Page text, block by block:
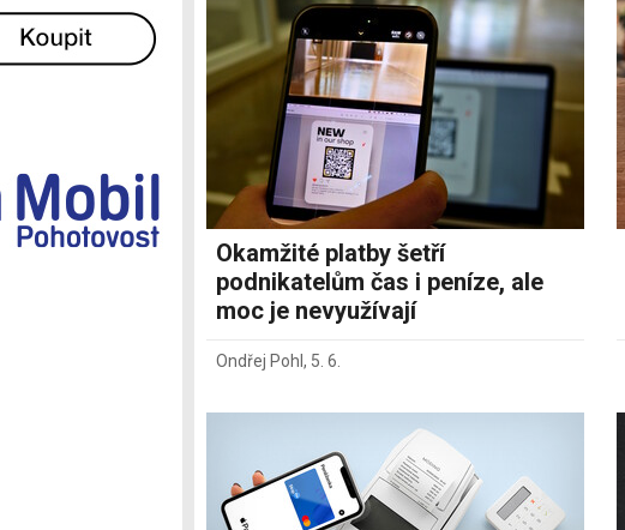
Ostatní
Okamžité platby šetří
podnikatelům čas i peníze, ale
moc je nevyužívají
Ondřej Pohl , 5. 6.